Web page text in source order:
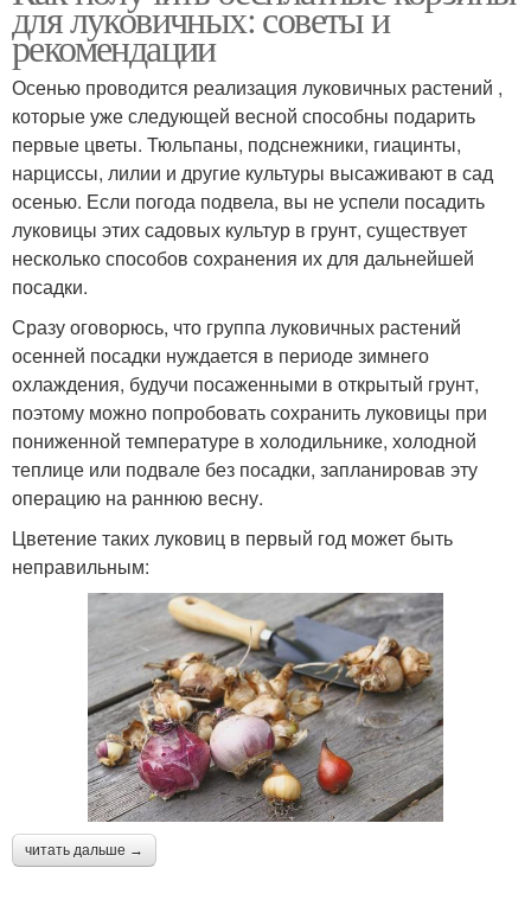
для луковичных: советы и
рекомендации
Осенью проводится реализация луковичных растений ,
которые уже следующей весной способны подарить
первые цветы. Тюльпаны, подснежники, гиацинты,
нарциссы, лилии и другие культуры высаживают в сад
осенью. Если погода подвела, вы не успели посадить
луковицы этих садовых культур в грунт, существует
несколько способов сохранения их для дальнейшей
посадки.
Сразу оговорюсь, что группа луковичных растений
осенней посадки нуждается в периоде зимнего
охлаждения, будучи посаженными в открытый грунт,
поэтому можно попробовать сохранить луковицы при
пониженной температуре в холодильнике, холодной
теплице или подвале без посадки, запланировав эту
операцию на раннюю весну.
Цветение таких луковиц в первый год может быть
неправильным:
читать дальше →